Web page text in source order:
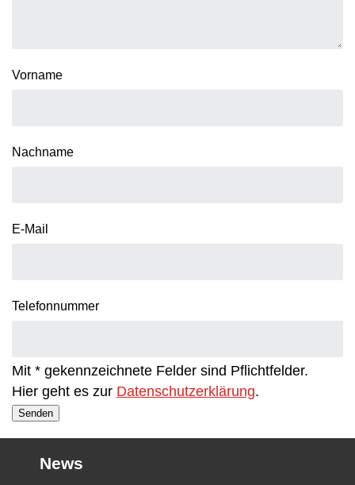
Vorname
Nachname
E-Mail
Telefonnummer
Mit * gekennzeichnete Felder sind Pflichtfelder.
Hier geht es zur Datenschutzerklärung.
Senden
News